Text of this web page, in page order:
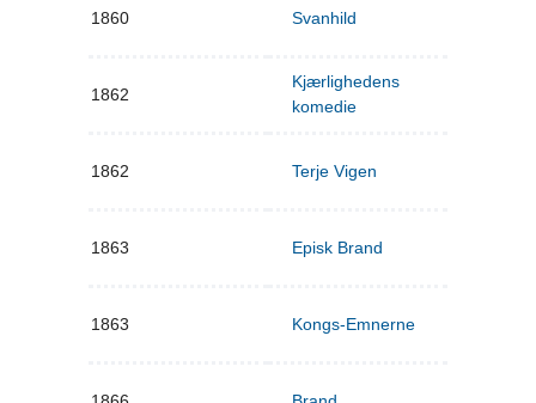
1860 Svanhild
1862
Kjærlighedens
komedie
1862 Terje Vigen
1863 Episk Brand
1863 Kongs-Emnerne